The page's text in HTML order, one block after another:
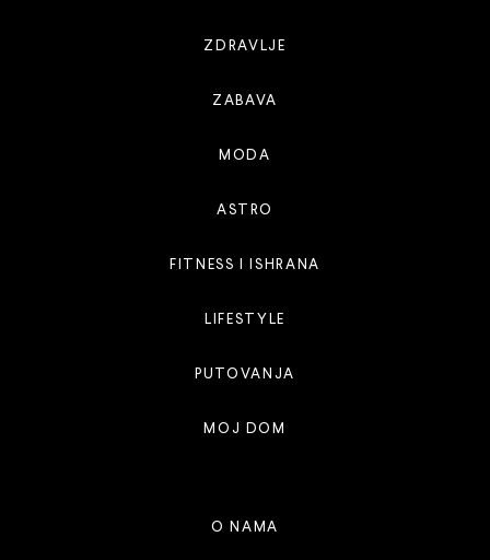
ZDRAVLJE
ZABAVA
MODA
ASTRO
FITNESS I ISHRANA
LIFESTYLE
PUTOVANJA
MOJ DOM
O NAMA